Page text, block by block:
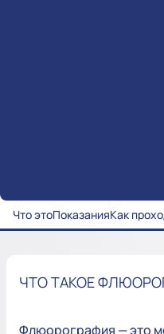
Что этоПоказанияКак
ЧТО ТАКОЕ
Флюорография — это